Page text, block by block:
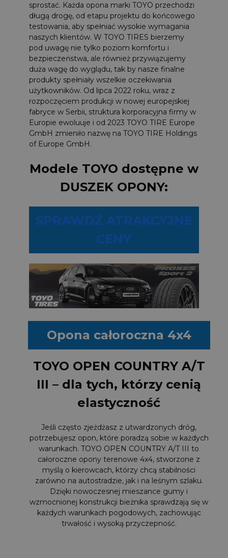
sprostać. Każda opona marki TOYO przechodzi
długą drogę, od etapu projektu do końcowego
testowania, aby spełniać wysokie wymagania
naszych klientów. W TOYO TIRES bierzemy
pod uwagę nie tylko poziom komfortu i
bezpieczeństwa, ale również przywiązujemy
duża wagę do wyglądu, tak by nasze finalne
produkty spełniały wszelkie oczekiwania
użytkowników. Od lipca 2022 roku, wraz z
rozpoczęciem produkcji w nowej europejskiej
fabryce w Serbii, struktura korporacyjna firmy w
Europie ewoluuje i od 2023 TOYO TIRE Europe
GmbH zmieniło nazwę na TOYO TIRE Holdings
of Europe GmbH.
Modele TOYO dostępne w
DUSZEK OPONY:
SPRAWDŹ ATRAKCYJNE
CENY
Opona całoroczna 4x4
TOYO OPEN COUNTRY A/T
III – dla tych, którzy cenią
elastyczność
Jeśli często zjeżdżasz z utwardzonych dróg,
potrzebujesz opon, które poradzą sobie w każdych
warunkach. TOYO OPEN COUNTRY A/T III to
całoroczne opony terenowe 4x4, stworzone z
myślą o kierowcach, którzy chcą stabilności
zarówno na autostradzie, jak i na leśnym szlaku.
Dzięki nowoczesnej mieszance gumy i
wzmocnionej konstrukcji bieżnika sprawdzają się w
każdych warunkach pogodowych, zachowując
trwałość i wysoką przyczepność.